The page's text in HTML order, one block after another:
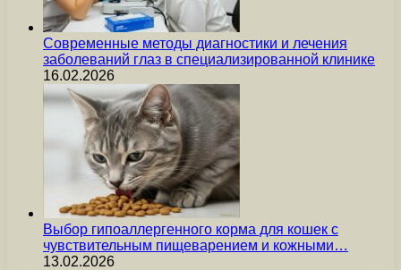
Современные методы диагностики и лечения
заболеваний глаз в специализированной клинике
16.02.2026
Выбор гипоаллергенного корма для кошек с
чувствительным пищеварением и кожными…
13.02.2026